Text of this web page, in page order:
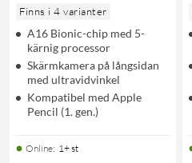
Finns i 4 varianter
A16 Bionic-chip med 5-
kärnig processor
Skärmkamera på långsidan
med ultravidvinkel
Kompatibel med Apple
Pencil (1. gen.)
Online: 1+ st